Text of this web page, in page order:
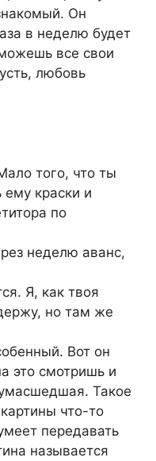
Он
в неделю будет
все свои
любовь
того, что ты
ему краски и
по
неделю аванс,
Я, как твоя
но там же
Вот он
это смотришь и
Такое
что-то
передавать
называется